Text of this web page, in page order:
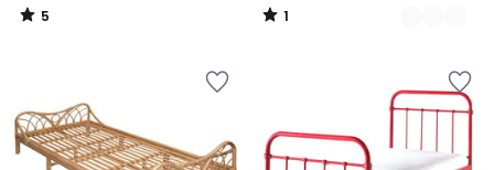
5
/
1
/